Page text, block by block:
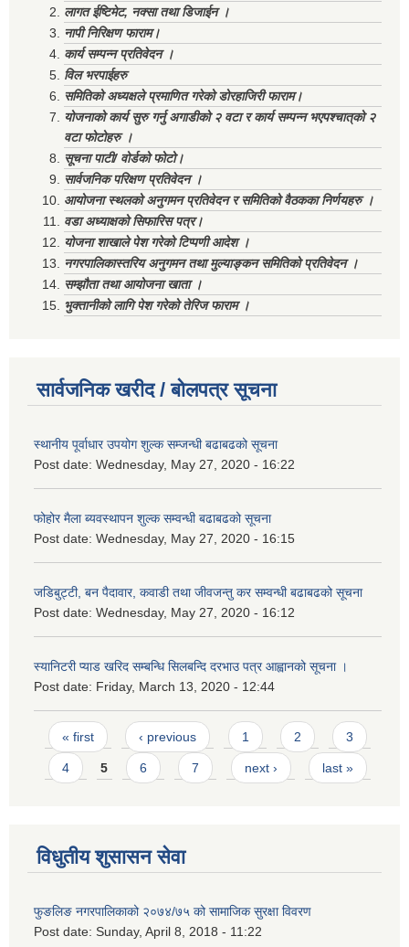
लागत ईष्टिमेट, नक्सा तथा डिजाईन ।
नापी निरिक्षण फाराम।
कार्य सम्पन्न प्रतिवेदन ।
विल भरपाईहरु
समितिको अध्यक्षले प्रमाणित गरेको डोरहाजिरी फाराम।
योजनाको कार्य सुरु गर्नु अगाडीको २ वटा र कार्य सम्पन्न भएपश्चात्‌को २
वटा फोटोहरु ।
सूचना पाटी/ वोर्डको फोटो।
सार्वजनिक परिक्षण प्रतिवेदन ।
आयोजना स्थलको अनुगमन प्रतिवेदन र समितिको वैठकका निर्णयहरु ।
वडा अध्याक्षको सिफारिस पत्र।
योजना शाखाले पेश गरेको टिप्पणी आदेश ।
नगरपालिकास्तरिय अनुगमन तथा मुल्याङ्कन समितिको प्रतिवेदन ।
सम्झौता तथा आयोजना खाता ।
भुक्तानीको लागि पेश गरेको तेरिज फाराम ।
सार्वजनिक खरीद / बोलपत्र सूचना
स्थानीय पूर्वाधार उपयोग शुल्क सम्जन्धी बढाबढको सूचना
Post date: Wednesday, May 27, 2020 - 16:22
फोहोर मैला ब्यवस्थापन शुल्क सम्वन्धी बढाबढको सूचना
Post date: Wednesday, May 27, 2020 - 16:15
जडिबुट्टी, बन पैदावार, कवाडी तथा जीवजन्तु कर सम्वन्धी बढाबढको सूचना
Post date: Wednesday, May 27, 2020 - 16:12
स्यानिटरी प्याड खरिद सम्बन्धि सिलबन्दि दरभाउ पत्र आह्वानको सूचना ।
Post date: Friday, March 13, 2020 - 12:44
Pages
« first ‹ previous 1 2 3
4 5 6 7 next › last »
विधुतीय शुसासन सेवा
फुङलिङ नगरपालिकाको २०७४/७५ को सामाजिक सुरक्षा विवरण
Post date: Sunday, April 8, 2018 - 11:22